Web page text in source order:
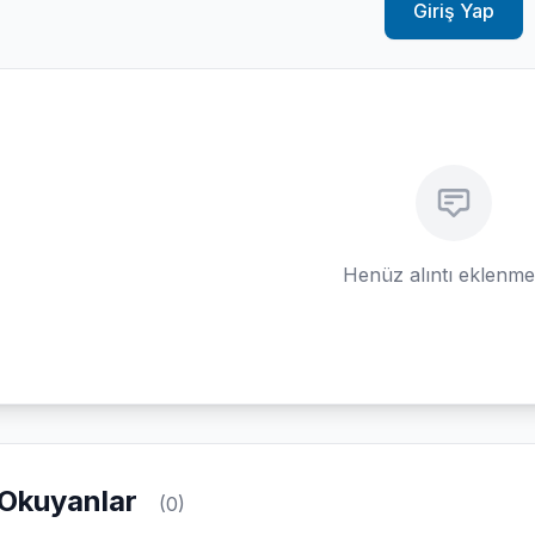
Giriş Yap
Henüz alıntı
(0)